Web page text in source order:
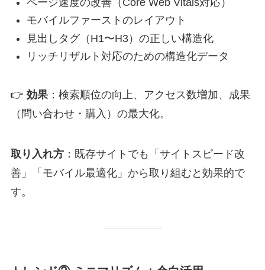
モバイルファーストのレイアウト
見出しタグ（H1〜H3）の正しい構造化
リッチリザルト対応のための構造化データ
👉 効果：検索順位の向上、アクセス数増加、成果
（問い合わせ・購入）の最大化。
取り入れ方：既存サイトでも「サイトスピード改
善」「モバイル最適化」から取り組むと効果的で
す。